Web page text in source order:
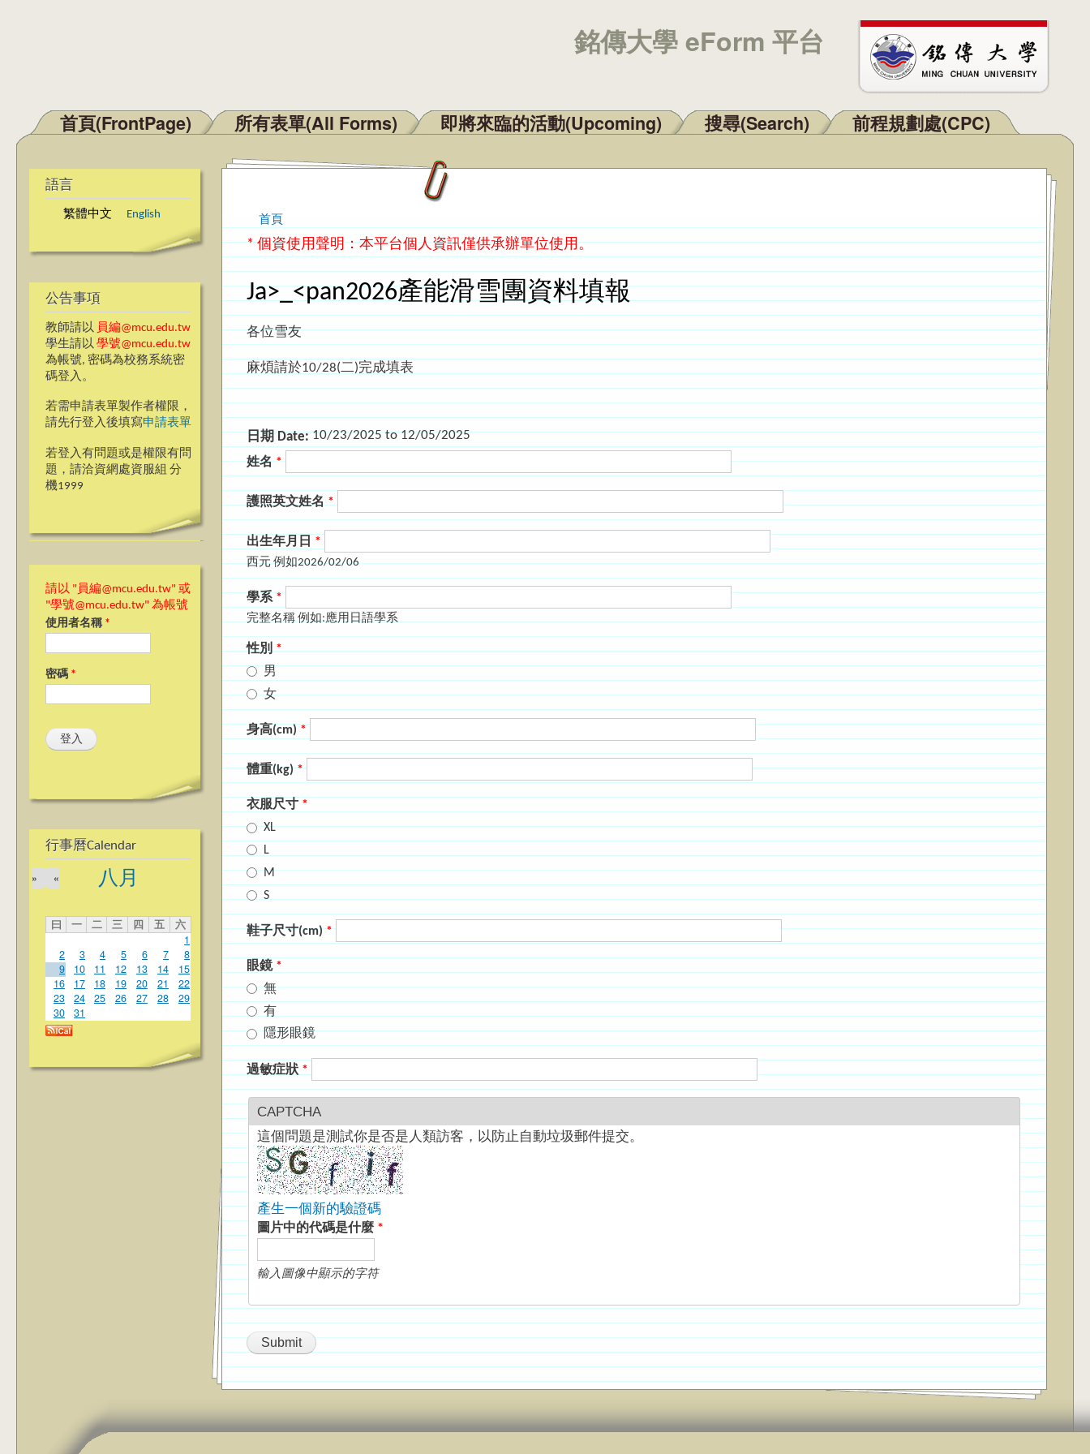
銘傳大學 eForm 平台
主選單
首頁(FrontPage) 所有表單(All Forms) 即將來臨的活動(Upcoming) 搜尋(Search) 前程規劃處(CPC)
語言
繁體中文 English
公告事項
教師請以 員編@mcu.edu.tw
學生請以 學號@mcu.edu.tw
為帳號, 密碼為校務系統密
碼登入。
若需申請表單製作者權限，
請先行登入後填寫申請表單
若登入有問題或是權限有問
題，請洽資網處資服組 分
機1999
請以 "員編@mcu.edu.tw" 或
"學號@mcu.edu.tw" 為帳號
使用者名稱 *
密碼 *
行事曆Calendar
八月
«
»
曰 一 二 三 四 五
六
1
2
3 4 5 6 7
8
9
10 11 12 13 14
15
16
17 18 19 20 21
22
23
24 25 26 27 28
29
30
31
您在這裡
首頁
* 個資使用聲明：本平台個人資訊僅供承辦單位使用。
Ja>_<pan2026產能滑雪團資料填報
各位雪友
麻煩請於10/28(二)完成填表
日期 Date:10/23/2025to12/05/2025
姓名*
護照英文姓名*
出生年月日 *
西元 例如2026/02/06
學系 *
完整名稱 例如:應用日語學系
性別*
男
女
身高(cm) *
體重(kg)*
衣服尺寸 *
XL
L
M
S
鞋子尺寸(cm)*
眼鏡 *
無
有
隱形眼鏡
過敏症狀 *
CAPTCHA
這個問題是測試你是否是人類訪客，以防止自動垃圾郵件提交。
產生一個新的驗證碼
圖片中的代碼是什麼 *
輸入圖像中顯示的字符